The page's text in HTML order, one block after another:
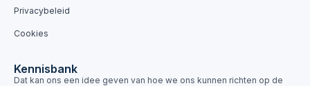
Privacybeleid
Cookies
Kennisbank
Dat kan ons een idee geven van hoe we ons kunnen richten op de